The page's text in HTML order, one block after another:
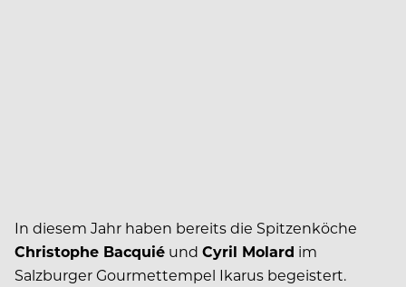
In diesem Jahr haben bereits die Spitzenköche
Christophe Bacquié und Cyril Molard im
Salzburger Gourmettempel Ikarus begeistert.